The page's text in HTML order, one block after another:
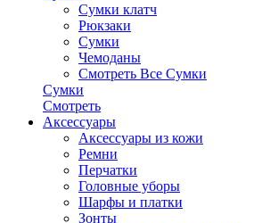
Сумки клатч
Рюкзаки
Сумки
Чемоданы
Смотреть Все Сумки
Сумки
Смотреть
Аксессуары
Аксессуары из кожи
Ремни
Перчатки
Головные уборы
Шарфы и платки
Зонты